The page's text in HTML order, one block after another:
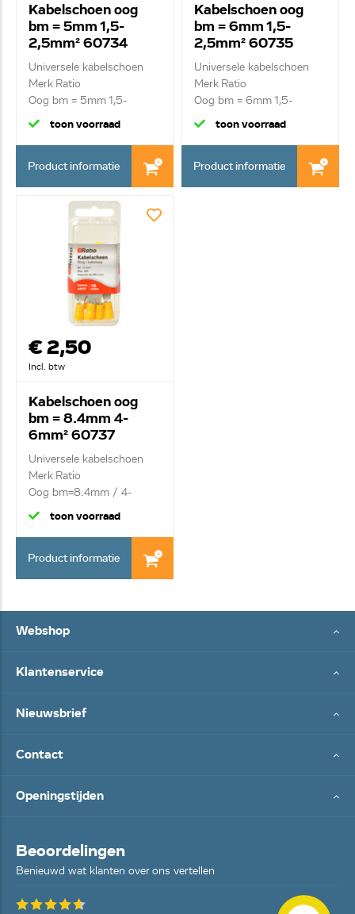
Kabelschoen oog
bm = 5mm 1,5-
2,5mm² 60734
Universele kabelschoen
Merk Ratio
Oog bm = 5mm 1,5-
2,5mm²
toon voorraad
Product informatie
Kabelschoen oog
bm = 6mm 1,5-
2,5mm² 60735
Universele kabelschoen
Merk Ratio
Oog bm = 6mm 1,5-
2,5mm²
toon voorraad
Product informatie
€ 2,50
Incl. btw
Kabelschoen oog
bm = 8.4mm 4-
6mm² 60737
Universele kabelschoen
Merk Ratio
Oog bm=8.4mm / 4-
6mm²
toon voorraad
Product informatie
Webshop
Klantenservice
Nieuwsbrief
Contact
Openingstijden
Beoordelingen
Benieuwd wat klanten over ons vertellen